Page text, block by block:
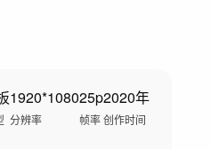
1920*1080
分辨率
25p
帧率
2020年
创作时间